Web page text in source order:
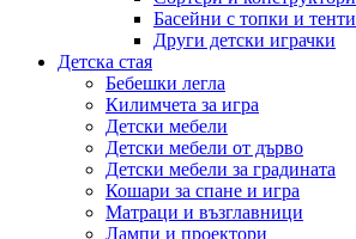
Басейни с топки и тенти
Други детски играчки
Детска стая
Бебешки легла
Килимчета за игра
Детски мебели
Детски мебели от дърво
Детски мебели за градината
Кошари за спане и игра
Матраци и възглавници
Лампи и проектори